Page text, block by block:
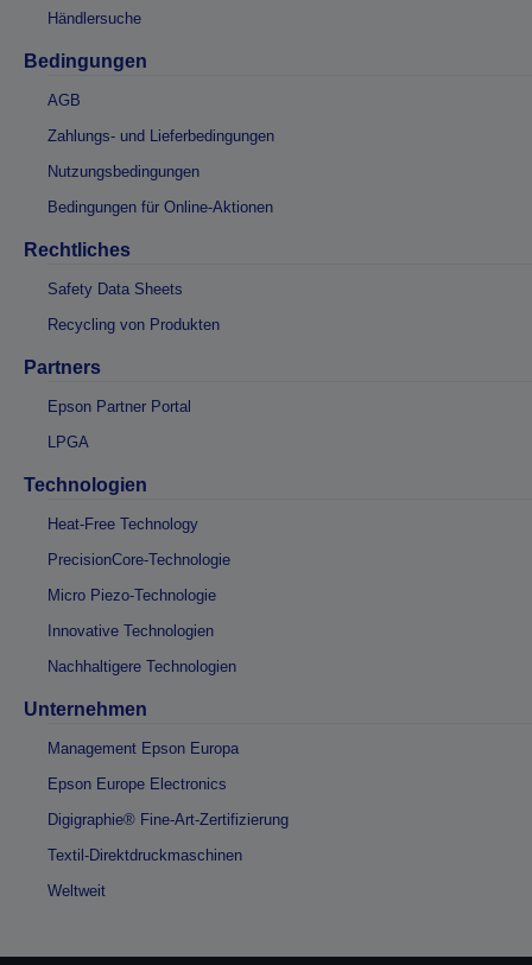
Händlersuche
Bedingungen
AGB
Zahlungs- und Lieferbedingungen
Nutzungsbedingungen
Bedingungen für Online-Aktionen
Rechtliches
Safety Data Sheets
Recycling von Produkten
Partners
Epson Partner Portal
LPGA
Technologien
Heat-Free Technology
PrecisionCore-Technologie
Micro Piezo-Technologie
Innovative Technologien
Nachhaltigere Technologien
Unternehmen
Management Epson Europa
Epson Europe Electronics
Digigraphie® Fine-Art-Zertifizierung
Textil-Direktdruckmaschinen
Weltweit